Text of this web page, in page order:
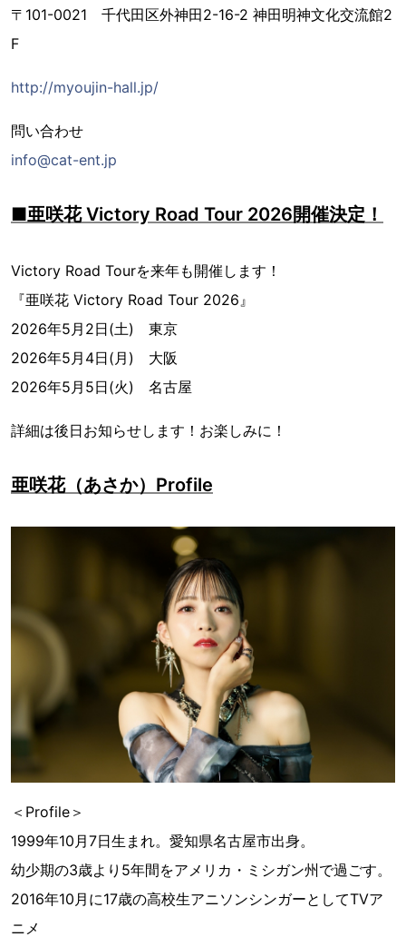
〒101-0021 千代田区外神田2-16-2 神田明神文化交流館2
F
http://myoujin-hall.jp/
問い合わせ
info@cat-ent.jp
■亜咲花 Victory Road Tour 2026開催決定！
Victory Road Tourを来年も開催します！
『亜咲花 Victory Road Tour 2026』
2026年5月2日(土) 東京
2026年5月4日(月) 大阪
2026年5月5日(火) 名古屋
詳細は後日お知らせします！お楽しみに！
亜咲花（あさか）Profile
＜Profile＞
1999年10月7日生まれ。愛知県名古屋市出身。
幼少期の3歳より5年間をアメリカ・ミシガン州で過ごす。
2016年10月に17歳の高校生アニソンシンガーとしてTVア
ニメ